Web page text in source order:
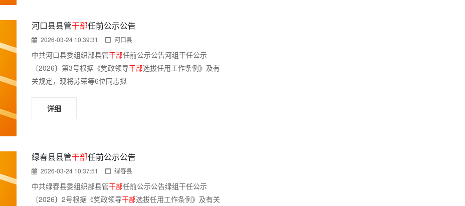
河口县县管干部任前公示公告
2026-03-24 10:39:31 河口县
中共河口县委组织部县管干部任前公示公告河组干任公示
〔2026〕第3号根据《党政领导干部选拔任用工作条例》及有
关规定，现将苏荣等6位同志拟
详细
绿春县县管干部任前公示公告
2026-03-24 10:37:51 绿春县
中共绿春县委组织部县管干部任前公示公告绿组干任公示
〔2026〕2号根据《党政领导干部选拔任用工作条例》及有关